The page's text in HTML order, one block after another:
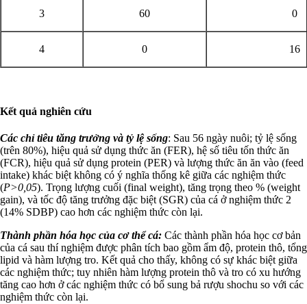
3 60 0
4 0 16
Kết quả nghiên cứu
Các chỉ tiêu tăng trưởng và tỷ lệ sống: Sau 56 ngày nuôi; tỷ lệ sống
(trên 80%), hiệu quả sử dụng thức ăn (FER), hệ số tiêu tốn thức ăn
(FCR), hiệu quả sử dụng protein (PER) và lượng thức ăn ăn vào (feed
intake) khác biệt không có ý nghĩa thống kê giữa các nghiệm thức
(P>0,05). Trọng lượng cuối (final weight), tăng trọng theo % (weight
gain), và tốc độ tăng trưởng đặc biệt (SGR) của cá ở nghiệm thức 2
(14% SDBP) cao hơn các nghiệm thức còn lại.
Thành phần hóa học của cơ thể cá: Các thành phần hóa học cơ bản
của cá sau thí nghiệm được phân tích bao gồm ẩm độ, protein thô, tổng
lipid và hàm lượng tro. Kết quả cho thấy, không có sự khác biệt giữa
các nghiệm thức; tuy nhiên hàm lượng protein thô và tro có xu hướng
tăng cao hơn ở các nghiệm thức có bổ sung bả rượu shochu so với các
nghiệm thức còn lại.